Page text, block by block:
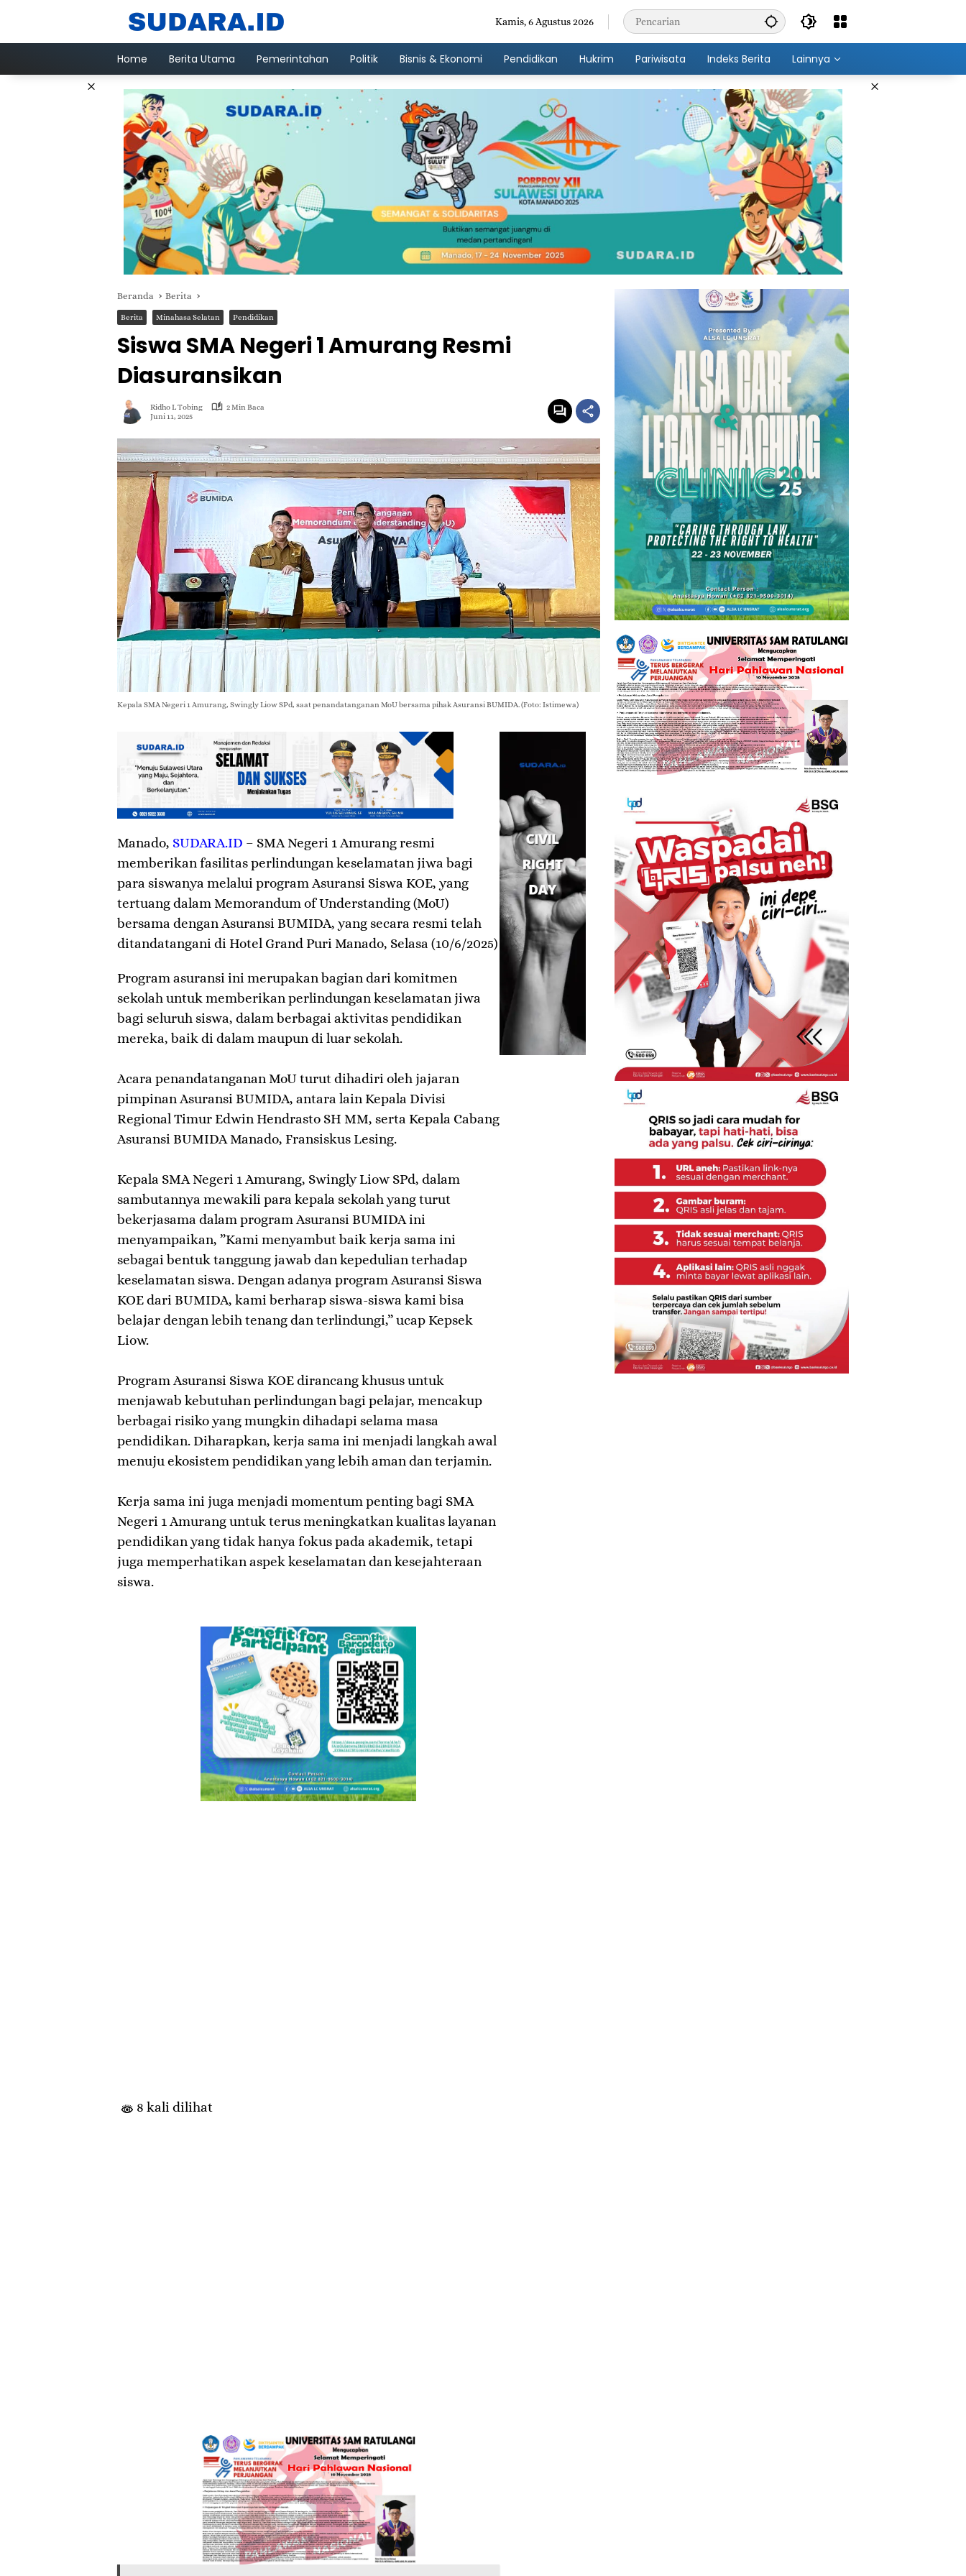
Kamis, 6 Agustus 2026
Home Berita Utama Pemerintahan Politik Bisnis & Ekonomi Pendidikan Hukrim Pariwisata Indeks Berita Lainnya
× ×
Beranda Berita
Berita Minahasa Selatan Pendidikan
Siswa SMA Negeri 1 Amurang Resmi
Diasuransikan
Ridho L Tobing
2 Min Baca
Juni 11, 2025
Kepala SMA Negeri 1 Amurang, Swingly Liow SPd, saat penandatanganan MoU bersama pihak Asuransi BUMIDA. (Foto: Istimewa)
Manado, SUDARA.ID – SMA Negeri 1 Amurang resmi
memberikan fasilitas perlindungan keselamatan jiwa bagi
para siswanya melalui program Asuransi Siswa KOE, yang
tertuang dalam Memorandum of Understanding (MoU)
bersama dengan Asuransi BUMIDA, yang secara resmi telah
ditandatangani di Hotel Grand Puri Manado, Selasa (10/6/2025)
Program asuransi ini merupakan bagian dari komitmen
sekolah untuk memberikan perlindungan keselamatan jiwa
bagi seluruh siswa, dalam berbagai aktivitas pendidikan
mereka, baik di dalam maupun di luar sekolah.
‎Acara penandatanganan MoU turut dihadiri oleh jajaran
pimpinan Asuransi BUMIDA, antara lain Kepala Divisi
Regional Timur Edwin Hendrasto SH MM, serta Kepala Cabang
Asuransi BUMIDA Manado, Fransiskus Lesing.
‎Kepala SMA Negeri 1 Amurang, Swingly Liow SPd, dalam
sambutannya mewakili para kepala sekolah yang turut
bekerjasama dalam program Asuransi BUMIDA ini
menyampaikan, ‎”Kami menyambut baik kerja sama ini
sebagai bentuk tanggung jawab dan kepedulian terhadap
keselamatan siswa. Dengan adanya program Asuransi Siswa
KOE dari BUMIDA, kami berharap siswa-siswa kami bisa
belajar dengan lebih tenang dan terlindungi,” ucap Kepsek
Liow.
‎Program Asuransi Siswa KOE dirancang khusus untuk
menjawab kebutuhan perlindungan bagi pelajar, mencakup
berbagai risiko yang mungkin dihadapi selama masa
pendidikan. Diharapkan, kerja sama ini menjadi langkah awal
menuju ekosistem pendidikan yang lebih aman dan terjamin.
‎Kerja sama ini juga menjadi momentum penting bagi SMA
Negeri 1 Amurang untuk terus meningkatkan kualitas layanan
pendidikan yang tidak hanya fokus pada akademik, tetapi
juga memperhatikan aspek keselamatan dan kesejahteraan
siswa.
8 kali dilihat